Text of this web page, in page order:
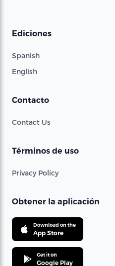
Ediciones
Spanish
English
Contacto
Contact Us
Términos de uso
Privacy Policy
Obtener la aplicación
Download on the
App Store
Get it on
Google Play